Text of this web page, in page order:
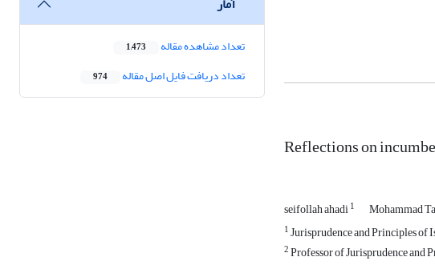
Reflections on
seifollah ahadi1 Mohammad
1Jurisprudence and Principles
2Professor of Jurisprudence and
تعداد مشاهده مقاله 1,473
تعداد دریافت فایل اصل مقاله 974